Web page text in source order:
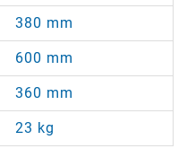
380 mm
600 mm
360 mm
23 kg